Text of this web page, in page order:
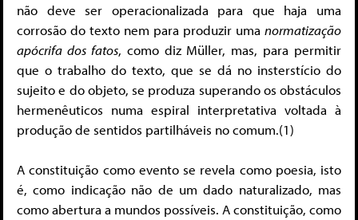
não deve ser operacionalizada para que haja uma
corrosão do texto nem para produzir uma normatização
apócrifa dos fatos, como diz Müller, mas, para permitir
que o trabalho do texto, que se dá no insterstício do
sujeito e do objeto, se produza superando os obstáculos
hermenêuticos numa espiral interpretativa voltada à
produção de sentidos partilháveis no comum.(1)
A constituição como evento se revela como poesia, isto
é, como indicação não de um dado naturalizado, mas
como abertura a mundos possíveis. A constituição, como